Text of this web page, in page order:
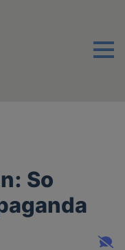
Menu
So